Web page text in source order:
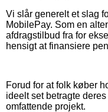
Vi slår generelt et slag
MobilePay. Som en
afdragstilbud fra for
hensigt at finansiere
Forud for at folk køber
ideelt set betragte
omfattende projekt.